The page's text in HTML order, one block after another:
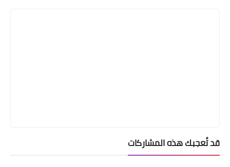
قد تُعجبك هذه المشاركات